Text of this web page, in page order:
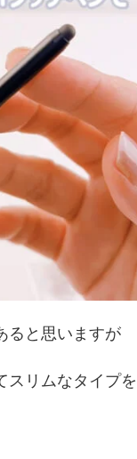
ると思いますが
スリムなタイプを